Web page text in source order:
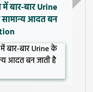
बार-बार Urine
आदत बन